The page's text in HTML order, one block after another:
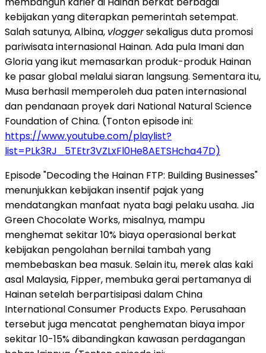
kebijakan yang diterapkan pemerintah setempat.
Salah satunya, Albina, vloggersekaligus duta promosi
pariwisata internasional Hainan. Ada pula Imani dan
Gloria yang ikut memasarkan produk-produk Hainan
ke pasar global melalui siaran langsung. Sementara itu,
Musa berhasil memperoleh dua paten internasional
dan pendanaan proyek dari National Natural Science
Foundation of China. (Tonton episode ini:
https://www.youtube.com/playlist?
list=PLk3RJ_5TEtr3VZLxFl0He8AETSHcha47D)
Episode "Decoding the Hainan FTP: Building Businesses"
menunjukkan kebijakan insentif pajak yang
mendatangkan manfaat nyata bagi pelaku usaha. Jia
Green Chocolate Works, misalnya, mampu
menghemat sekitar 10% biaya operasional berkat
kebijakan pengolahan bernilai tambah yang
membebaskan bea masuk. Selain itu, merek alas kaki
asal Malaysia, Fipper, membuka gerai pertamanya di
Hainan setelah berpartisipasi dalam China
International Consumer Products Expo. Perusahaan
tersebut juga mencatat penghematan biaya impor
sekitar 10-15% dibandingkan kawasan perdagangan